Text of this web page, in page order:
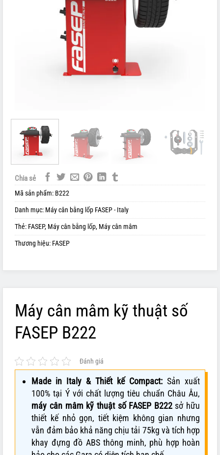
Chia sẻ
Mã sản phẩm: B222
Danh mục: Máy cân bằng lốp FASEP - Italy
Thẻ: FASEP, Máy cân bằng lốp, Máy cân mâm
Thương hiệu: FASEP
Máy cân mâm kỹ thuật số
FASEP B222
Đánh giá
Made in Italy & Thiết kế Compact: Sản xuất
100% tại Ý với chất lượng tiêu chuẩn Châu Âu,
máy cân mâm kỹ thuật số FASEP B222sở hữu
thiết kế nhỏ gọn, tiết kiệm không gian nhưng
vẫn đảm bảo khả năng chịu tải 75kg và tích hợp
khay đựng đồ ABS thông minh, phù hợp hoàn